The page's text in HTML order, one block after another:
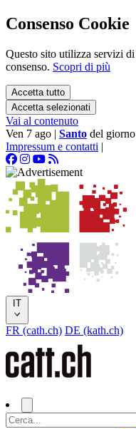
Consenso Cookie
Questo sito utilizza servizi
consenso. Scopri di più
Accetta tutto
Accetta selezionati
Vai al contenuto
Ven 7 ago | Santo del giorno
Impressum e contatti |
IT
FR (cath.ch) DE (kath.ch)